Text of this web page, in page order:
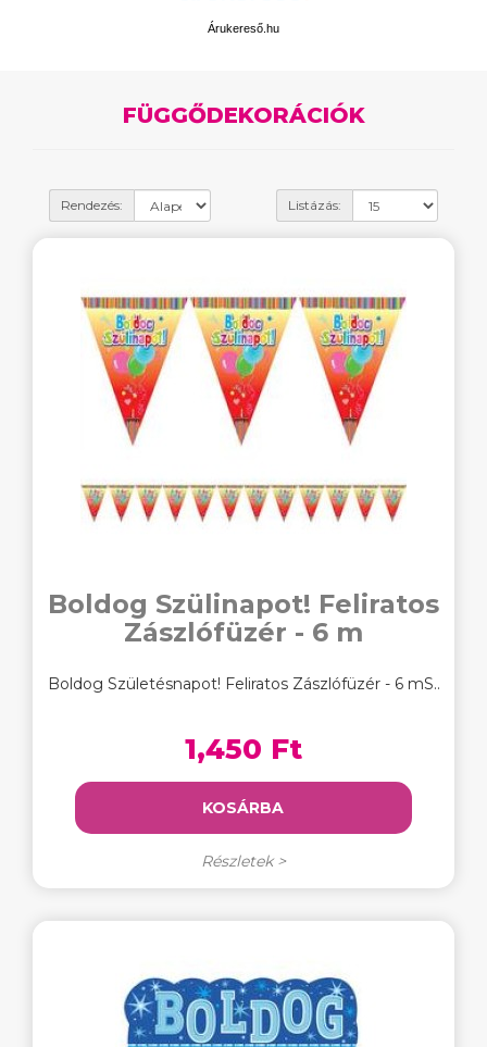
Árukereső.hu
FÜGGŐDEKORÁCIÓK
Rendezés: Listázás:
Boldog Szülinapot! Feliratos
Zászlófüzér - 6 m
Boldog Születésnapot! Feliratos Zászlófüzér - 6 mS..
1,450 Ft
KOSÁRBA
Részletek >